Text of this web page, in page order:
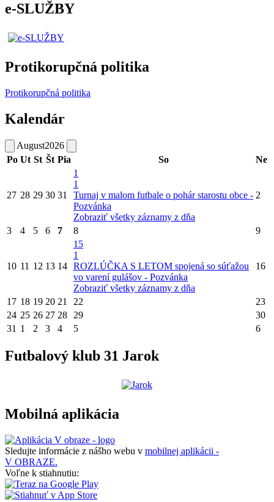
e-SLUŽBY
Protikorupčná politika
Protikorupčná politika
Kalendár
August2026
Po Ut St Št Pia So Ne
27 28 29 30 31
1
1
Turnaj v malom futbale o pohár starostu obce -
Pozvánka
Zobraziť všetky záznamy z dňa
2
3 4 5 6 7 8 9
10 11 12 13 14
15
1
ROZLÚČKA S LETOM spojená so súťažou
vo varení gulášov - Pozvánka
Zobraziť všetky záznamy z dňa
16
17 18 19 20 21 22
23
24 25 26 27 28 29
30
31 1 2 3 4 5 6
Futbalový klub 31 Jarok
Mobilná aplikácia
Sledujte informácie z nášho webu v mobilnej aplikácii -
V OBRAZE.
Voľne k stiahnutiu: